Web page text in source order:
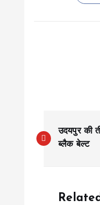
o
उदयपुर की
ब्लैक बेल्ट